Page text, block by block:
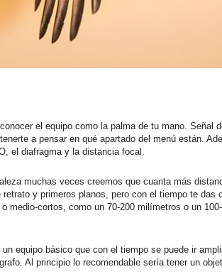
el equipo como la palma de tu mano. Señal
a pensar en qué apartado del menú están.
el diafragma y la distancia focal.
muchas veces creemos que cuanta más
y primeros planos, pero con el tiempo te das
medio-cortos, como un 70-200 milímetros o un
equipo básico que con el tiempo se puede ir
Al principio lo recomendable sería tener un